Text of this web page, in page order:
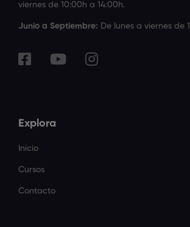
viernes de 10:00h a 14:00h.
Junio a Septiembre: De lunes a viernes de
Explora
Inicio
Cursos
Contacto